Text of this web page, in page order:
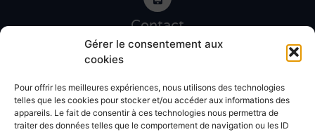
Gérer le consentement aux
cookies
Pour offrir les meilleures expériences, nous utilisons des technologies
telles que les cookies pour stocker et/ou accéder aux informations des
appareils. Le fait de consentir à ces technologies nous permettra de
traiter des données telles que le comportement de navigation ou les ID
Contact
06 46 27 89 83
Contact
02 51 30 31 09